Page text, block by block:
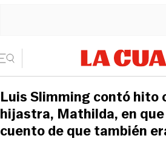
Luis Slimming contó hito
hijastra, Mathilda, en que
cuento de que también